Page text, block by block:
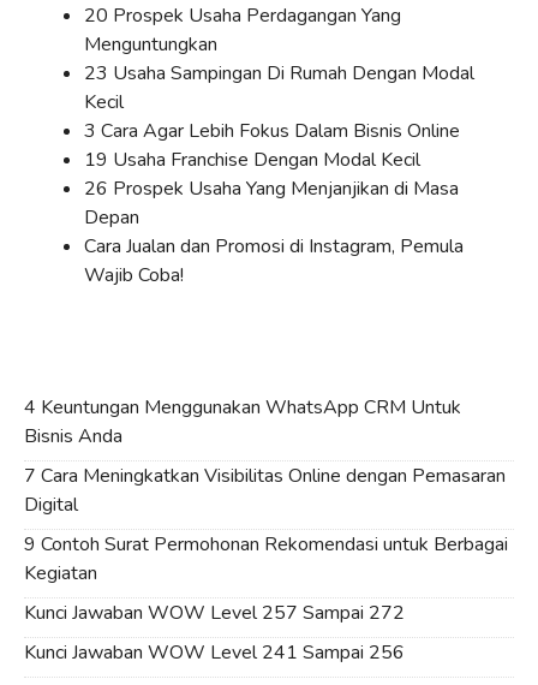
20 Prospek Usaha Perdagangan Yang
Menguntungkan
23 Usaha Sampingan Di Rumah Dengan Modal
Kecil
3 Cara Agar Lebih Fokus Dalam Bisnis Online
19 Usaha Franchise Dengan Modal Kecil
26 Prospek Usaha Yang Menjanjikan di Masa
Depan
Cara Jualan dan Promosi di Instagram, Pemula
Wajib Coba!
4 Keuntungan Menggunakan WhatsApp CRM Untuk
Bisnis Anda
7 Cara Meningkatkan Visibilitas Online dengan Pemasaran
Digital
9 Contoh Surat Permohonan Rekomendasi untuk Berbagai
Kegiatan
Kunci Jawaban WOW Level 257 Sampai 272
Kunci Jawaban WOW Level 241 Sampai 256